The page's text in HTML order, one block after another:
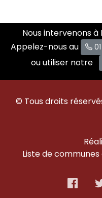
Nous intervenons
Appelez-nous au
ou utiliser notre
© Tous droits
Liste de